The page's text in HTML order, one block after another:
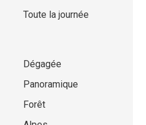
Toute la journée
Dégagée
Panoramique
Forêt